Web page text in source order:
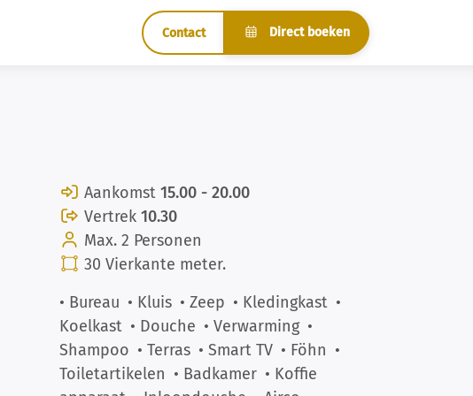
Contact Direct boeken
Aankomst 15.00 - 20.00
Vertrek 10.30
Max. 2 Personen
30 Vierkante meter.
• Bureau • Kluis • Zeep • Kledingkast •
Koelkast • Douche • Verwarming •
Shampoo • Terras • Smart TV • Föhn •
Toiletartikelen • Badkamer • Koffie